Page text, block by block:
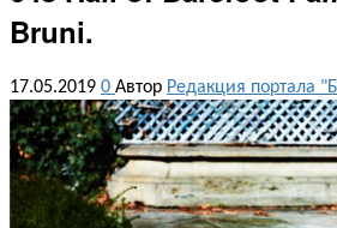
Bruni.
17.05.2019 0 Автор Редакция